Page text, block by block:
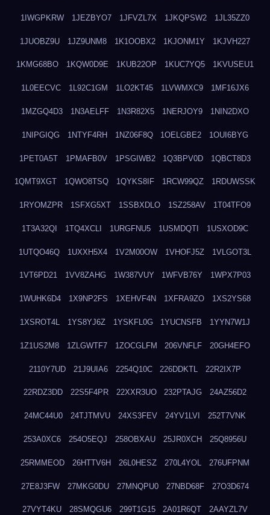
1IWGPKRW 1JEZBYO7 1JFVZL7X 1JKQPSW2 1JL35ZZ0
1JUOBZ9U 1JZ9UNM8 1K1OOBX2 1KJONM1Y 1KJVH227
1KMG68BO 1KQW0D9E 1KUB22OP 1KUC7YQ5 1KVUSEU1
1L0EECVC 1L92C1GM 1LO2KT45 1LVWMXC9 1MF16JX6
1MZGQ4D3 1N3AELFF 1N3R82X5 1NERJOY9 1NIN2DXO
1NIPGIQG 1NTYF4RH 1NZ06F8Q 1OELGBE2 1OUI6BYG
1PET0A5T 1PMAFB0V 1PSGIWB2 1Q3BPV0D 1QBCT8D3
1QMT9XGT 1QWO8TSQ 1QYKS8IF 1RCW99QZ 1RDUWSSK
1RYOMZPR 1SFXG5XT 1SSBXDLO 1SZ258AV 1T04TFO9
1T3A32QI 1TQ4XCLI 1URGFNU5 1USMDQTI 1USXOD9C
1UTQO46Q 1UXXH5X4 1V2M00OW 1VHOFJ5Z 1VLGOT3L
1VT6PD21 1VV8ZAHG 1W387VUY 1WFVB76Y 1WPX7P03
1WUHK6D4 1X9NP2FS 1XEHVF4N 1XFRA9ZO 1XS2YS68
1XSROT4L 1YS8YJ6Z 1YSKFL0G 1YUCNSFB 1YYN7W1J
1Z1US2M8 1ZLGWTF7 1ZOCGLFM 206VNFLF 20GH4EFO
2110Y7UD 21J9UIA6 2254Q10C 226DDKTL 22R2IX7P
22RDZ3DD 22S5F4PR 22XXR3UO 232PTAJG 24AZ56D2
24MC44U0 24TJTMVU 24XS3FEV 24YV1LVI 252T7VNK
253A0XC6 254O5EQJ 258OBXAU 25JR0XCH 25Q8956U
25RMMEOD 26HTTV6H 26L0HESZ 270L4YOL 276UFPNM
27E8J3FW 27MKG0DU 27MNQPU0 27NBD68F 27O3D674
27VYT4KU 28SMQGU6 299T1G15 2A01R6QT 2AAYZL7V